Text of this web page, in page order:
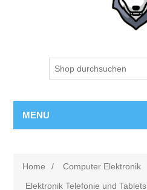
MENU
Home / Computer Elektronik
Elektronik Telefonie und Tablets